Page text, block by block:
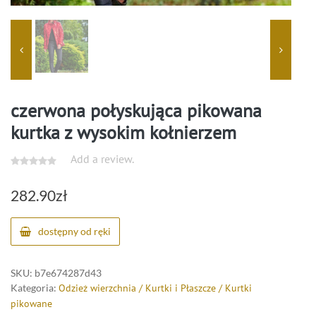
czerwona połyskująca pikowana
kurtka z wysokim kołnierzem
Add a review.
282.90zł
dostępny od ręki
SKU: b7e674287d43
Kategoria: Odzież wierzchnia / Kurtki i Płaszcze / Kurtki
pikowane